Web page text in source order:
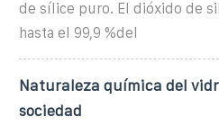
de sílice puro. El dióxido de
hasta el 99,9 %del
Naturaleza química del
sociedad